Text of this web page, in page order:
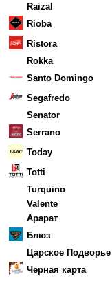
Raizal
Rioba
Ristora
Rokka
Santo Domingo
Segafredo
Senator
Serrano
Today
Totti
Turquino
Valente
Арарат
Блюз
Царское Подворье
Черная карта